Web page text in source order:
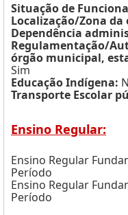
Situação de
Localização/Zona da
Dependência
Regulamentação/
órgão municipal,
Sim
Educação Indígena:
Transporte Escolar
Ensino Regular:
Ensino Regular
Período
Ensino Regular
Período